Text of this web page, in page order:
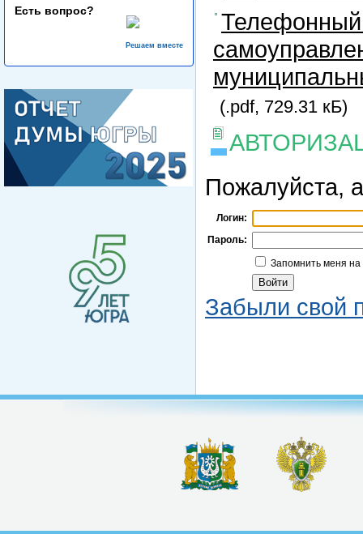
Есть вопрос?
Решаем вместе
Телефонный
(.pdf, 729.31 кБ)
Пожалуйста,
Логин:
Пароль:
Запомнить меня
Забыли свой